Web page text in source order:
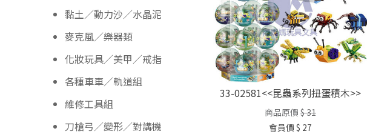
黏土／動力沙／水晶泥
麥克風／樂器類
化妝玩具／美甲／戒指
各種車車／軌道組
維修工具組
刀槍弓／變形／對講機
33-02581<<昆蟲系列扭蛋積木>>
商品原價 $ 31
會員價 $ 27